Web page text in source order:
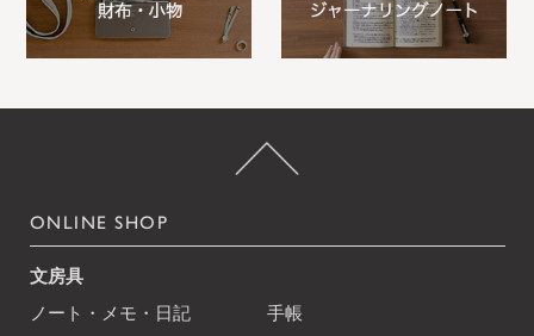
ONLINE SHOP
文房具
ノート・メモ・日記
手帳